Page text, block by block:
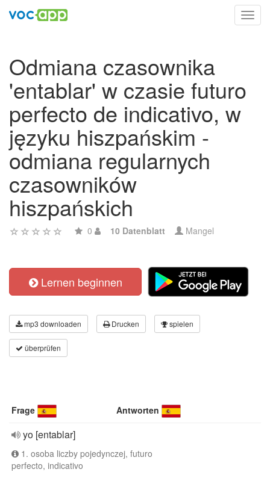
Odmiana czasownika
'entablar' w czasie futuro
perfecto de indicativo, w
języku hiszpańskim -
odmiana regularnych
czasowników
hiszpańskich
0 10 Datenblatt Mangel
Lernen beginnen
mp3 downloaden Drucken spielen
überprüfen
Frage Antworten
yo [entablar]
1. osoba liczby pojedynczej, futuro
perfecto, indicativo